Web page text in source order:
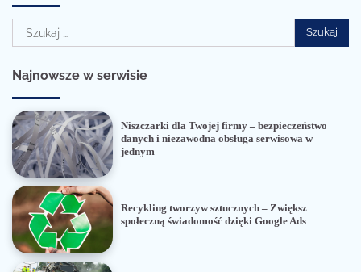
Szukaj:
Najnowsze w serwisie
Niszczarki dla Twojej firmy – bezpieczeństwo
danych i niezawodna obsługa serwisowa w
jednym
Recykling tworzyw sztucznych – Zwiększ
społeczną świadomość dzięki Google Ads